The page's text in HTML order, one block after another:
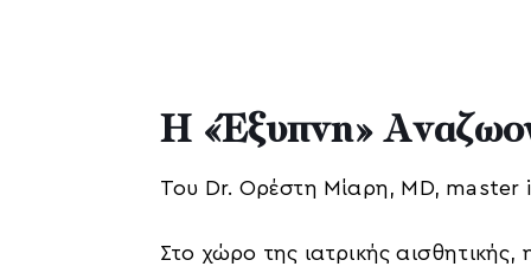
H «Έξυπνη»
Του Dr. Ορέστη Μίαρη, MD,
Στο χώρο της ιατρικής